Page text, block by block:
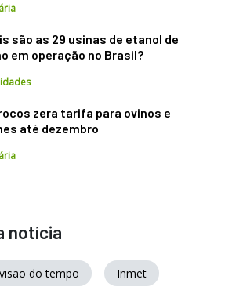
são as 29 usinas de etanol de
em operação no Brasil?
zera tarifa para ovinos e
até dezembro
notícia
do tempo Inmet